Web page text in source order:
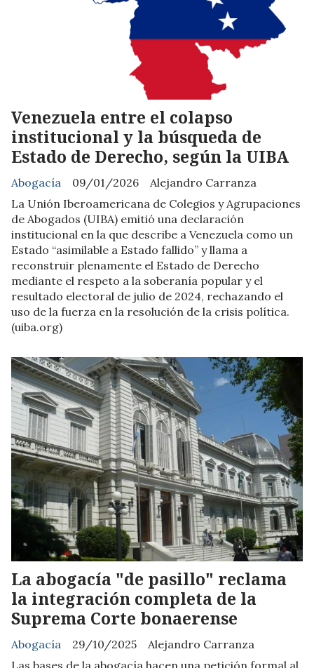
Venezuela entre el colapso
institucional y la búsqueda de
Estado de Derecho, según la UIBA
Alejandro Carranza
Abogacía
09/01/2026
La Unión Iberoamericana de Colegios y Agrupaciones
de Abogados (UIBA) emitió una declaración
institucional en la que describe a Venezuela como un
Estado “asimilable a Estado fallido” y llama a
reconstruir plenamente el Estado de Derecho
mediante el respeto a la soberanía popular y el
resultado electoral de julio de 2024, rechazando el
uso de la fuerza en la resolución de la crisis política.
(uiba.org)
La abogacía "de pasillo" reclama
la integración completa de la
Suprema Corte bonaerense
Alejandro Carranza
Abogacía
29/10/2025
Las bases de la abogacía hacen una petición formal al